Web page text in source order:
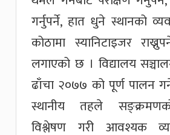
गर्नुपर्ने, हात धुने स्थानको
कोठामा स्यानिटाइजर
लगाएको छ । विद्यालय
ढाँचा २०७७ को पूर्ण पालन
स्थानीय तहले
विश्लेषण गरी आवश्यक